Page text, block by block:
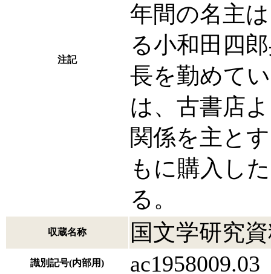
注記
年間の名主
る小和田四
長を勤めて
は、古書店
関係を主と
もに購入し
る。
収蔵名称 国文学研究
識別記号(内部用) ac1958009.03